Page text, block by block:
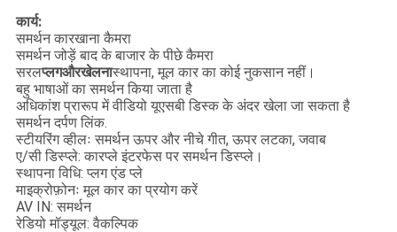
कार्य:
समर्थन कारखाना कैमरा
समर्थन जोड़ें बाद के बाजार के पीछे कैमरा
सरलप्लगऔरखेलनास्थापना, मूल कार का कोई नुकसान नहीं।
बहु भाषाओं का समर्थन किया जाता है
अधिकांश प्रारूप में वीडियो यूएसबी डिस्क के अंदर खेला जा सकता है
समर्थन दर्पण लिंक.
स्टीयरिंग व्हीलः समर्थन ऊपर और नीचे गीत, ऊपर लटका, जवाब
ए/सी डिस्प्ले: कारप्ले इंटरफेस पर समर्थन डिस्प्ले।
स्थापना विधि: प्लग एंड प्ले
माइक्रोफ़ोनः मूल कार का प्रयोग करें
AV IN: समर्थन
रेडियो मॉड्यूल: वैकल्पिक